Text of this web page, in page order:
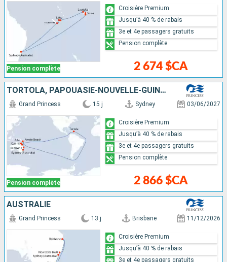
Pension complète 2 674 $CA
Croisière Premium
Jusqu’à 40 % de rabais
3e et 4e passagers gratuits
Pension complète
TORTOLA, PAPOUASIE-NOUVELLE-GUINÉE, AUSTRALIE
Pension complète
Grand Princess 15 j Sydney 03/06/2027
2 866 $CA
Croisière Premium
Jusqu’à 40 % de rabais
3e et 4e passagers gratuits
Pension complète
AUSTRALIE
Grand Princess 13 j Brisbane 11/12/2026
Croisière Premium
Jusqu’à 40 % de rabais
3e et 4e passagers gratuits